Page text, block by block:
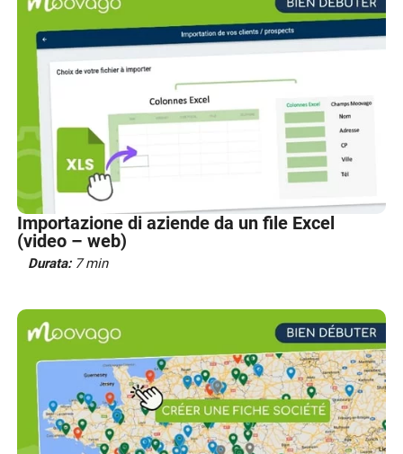
Importazione di aziende da un file Excel
(video – web)
Durata: 7 min